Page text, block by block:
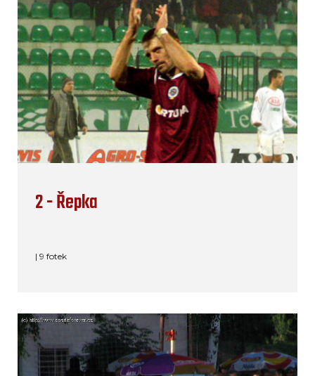
2 - Řepka
| 9 fotek